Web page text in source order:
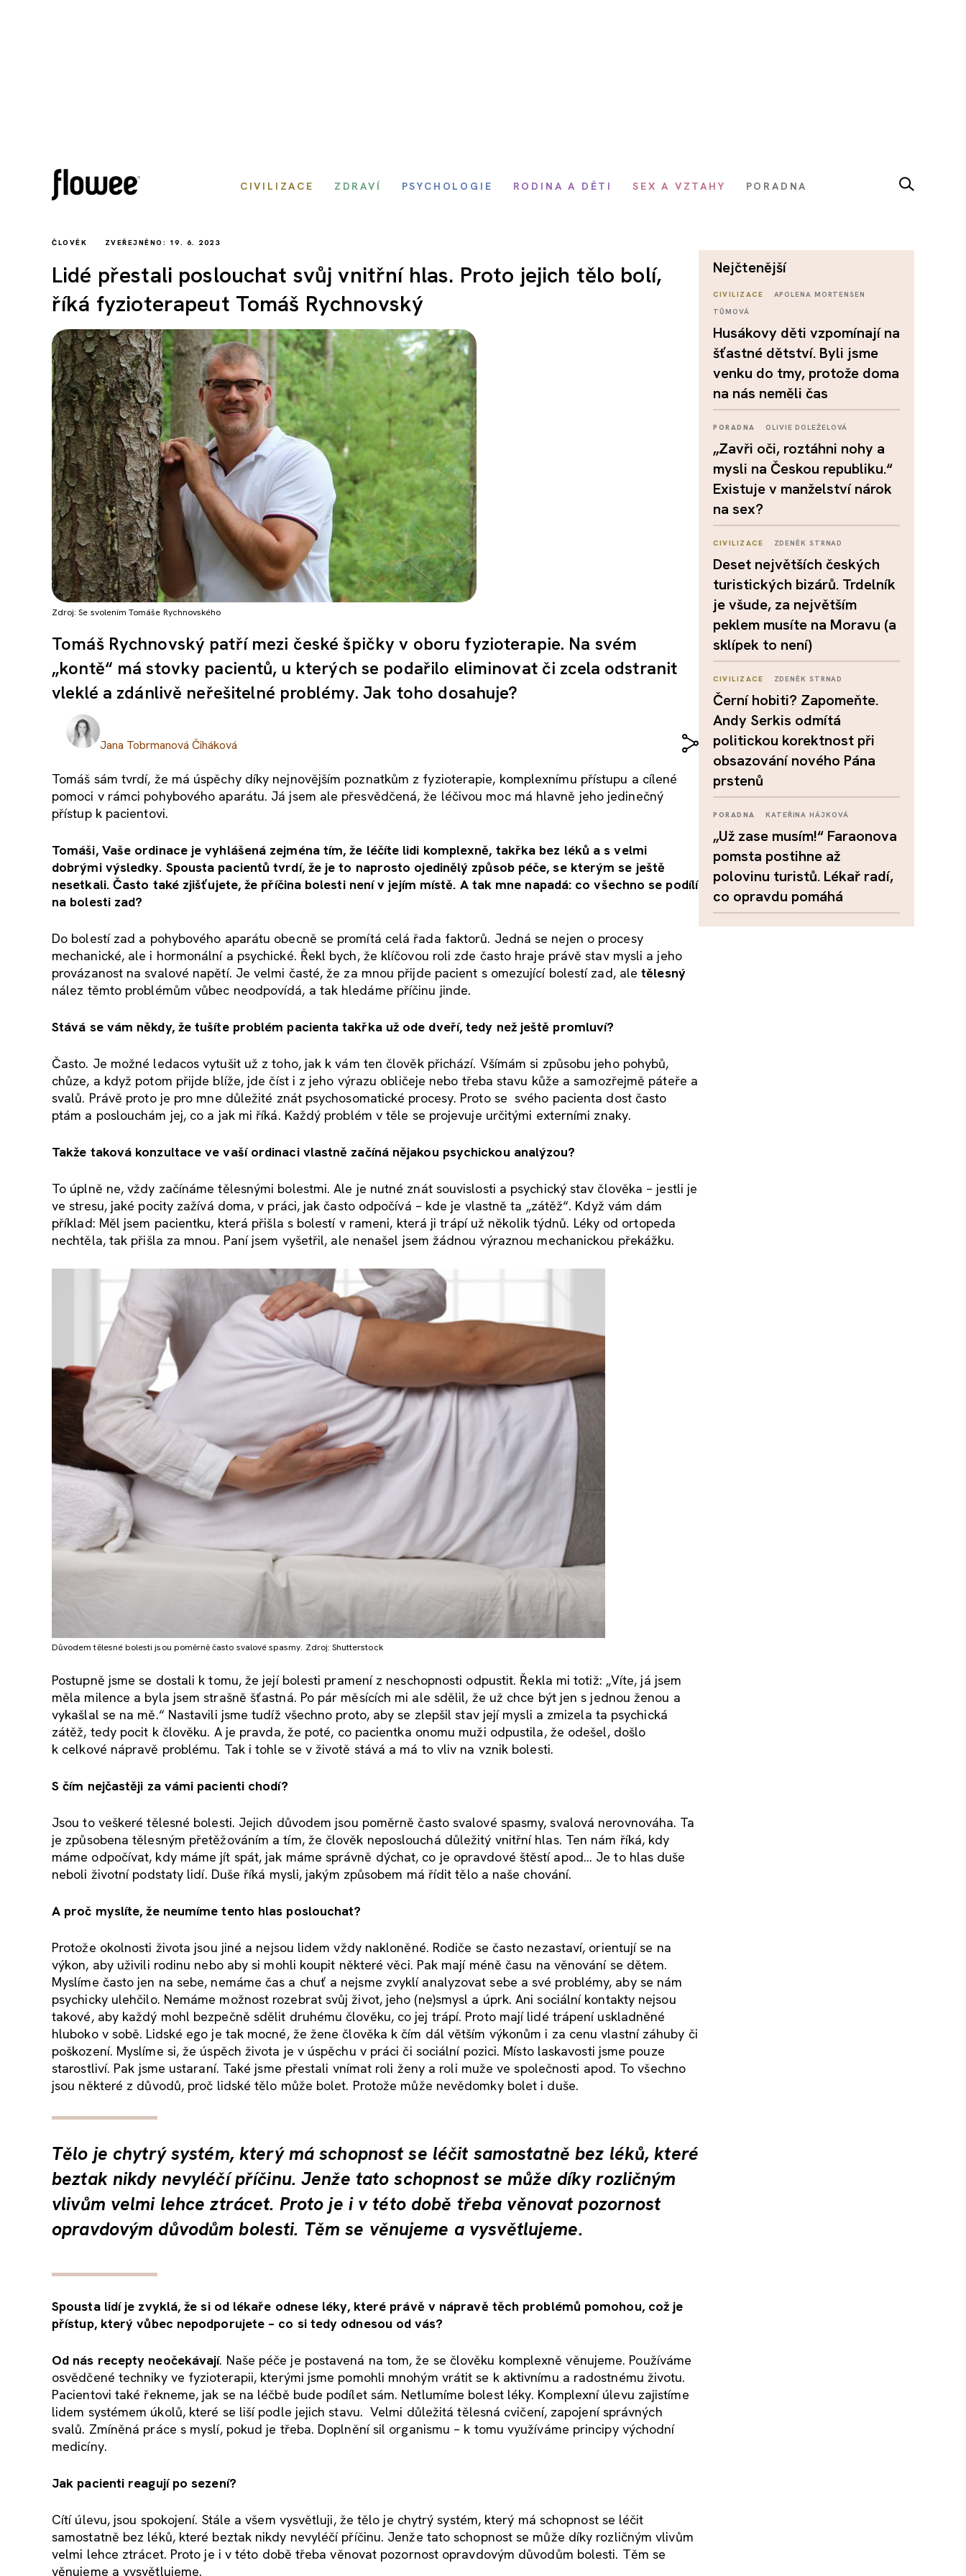
CIVILIZACE ZDRAVÍ PSYCHOLOGIE RODINA A DĚTI SEX A VZTAHY PORADNA
ČLOVĚK ZVEŘEJNĚNO: 19. 6. 2023
Lidé přestali poslouchat svůj vnitřní hlas. Proto jejich tělo bolí,
říká fyzioterapeut Tomáš Rychnovský
Zdroj: Se svolením Tomáše Rychnovského
Tomáš Rychnovský patří mezi české špičky v oboru fyzioterapie. Na svém
„kontě“ má stovky pacientů, u kterých se podařilo eliminovat či zcela odstranit
vleklé a zdánlivě neřešitelné problémy. Jak toho dosahuje?
Jana Tobrmanová Čiháková
Tomáš sám tvrdí, že má úspěchy díky nejnovějším poznatkům z fyzioterapie, komplexnímu přístupu a cílené
pomoci v rámci pohybového aparátu. Já jsem ale přesvědčená, že léčivou moc má hlavně jeho jedinečný
přístup k pacientovi.
Tomáši, Vaše ordinace je vyhlášená zejména tím, že léčíte lidi komplexně, takřka bez léků a s velmi
dobrými výsledky. Spousta pacientů tvrdí, že je to naprosto ojedinělý způsob péče, se kterým se ještě
nesetkali. Často také zjišťujete, že příčina bolesti není v jejím místě. A tak mne napadá: co všechno se podílí
na bolesti zad?
Do bolestí zad a pohybového aparátu obecně se promítá celá řada faktorů. Jedná se nejen o procesy
mechanické, ale i hormonální a psychické. Řekl bych, že klíčovou roli zde často hraje právě stav mysli a jeho
provázanost na svalové napětí. Je velmi časté, že za mnou přijde pacient s omezující bolestí zad, aletělesný
nález těmto problémům vůbec neodpovídá, a tak hledáme příčinu jinde.
Stává se vám někdy, že tušíte problém pacienta takřka už ode dveří, tedy než ještě promluví?
Často. Je možné ledacos vytušit už z toho, jak k vám ten člověk přichází. Všímám si způsobu jeho pohybů,
chůze, a když potom přijde blíže, jde číst i z jeho výrazu obličeje nebo třeba stavu kůže a samozřejmě páteře a
svalů. Právě proto je pro mne důležité znát psychosomatické procesy. Proto se svého pacienta dost často
ptám a poslouchám jej, co a jak mi říká. Každý problém v těle se projevuje určitými externími znaky.
Takže taková konzultace ve vaší ordinaci vlastně začíná nějakou psychickou analýzou?
To úplně ne, vždy začínáme tělesnými bolestmi. Ale je nutné znát souvislosti a psychický stav člověka – jestli je
ve stresu, jaké pocity zažívá doma, v práci, jak často odpočívá – kde je vlastně ta „zátěž“. Když vám dám
příklad: Měl jsem pacientku, která přišla s bolestí v rameni, která ji trápí už několik týdnů. Léky od ortopeda
nechtěla, tak přišla za mnou. Paní jsem vyšetřil, ale nenašel jsem žádnou výraznou mechanickou překážku.
Důvodem tělesné bolesti jsou poměrně často svalové spasmy. Zdroj: Shutterstock
Postupně jsme se dostali k tomu, že její bolesti pramení z neschopnosti odpustit. Řekla mi totiž: „Víte, já jsem
měla milence a byla jsem strašně šťastná. Po pár měsících mi ale sdělil, že už chce být jen s jednou ženou a
vykašlal se na mě.“ Nastavili jsme tudíž všechno proto, aby se zlepšil stav její mysli a zmizela ta psychická
zátěž, tedy pocit k člověku. A je pravda, že poté, co pacientka onomu muži odpustila, že odešel, došlo
k celkové nápravě problému. Tak i tohle se v životě stává a má to vliv na vznik bolesti.
S čím nejčastěji za vámi pacienti chodí?
Jsou to veškeré tělesné bolesti. Jejich důvodem jsou poměrně často svalové spasmy, svalová nerovnováha. Ta
je způsobena tělesným přetěžováním a tím, že člověk neposlouchá důležitý vnitřní hlas. Ten nám říká, kdy
máme odpočívat, kdy máme jít spát, jak máme správně dýchat, co je opravdové štěstí apod... Je to hlas duše
neboli životní podstaty lidí. Duše říká mysli, jakým způsobem má řídit tělo a naše chování.
A proč myslíte, že neumíme tento hlas poslouchat?
Protože okolnosti života jsou jiné a nejsou lidem vždy nakloněné. Rodiče se často nezastaví, orientují se na
výkon, aby uživili rodinu nebo aby si mohli koupit některé věci. Pak mají méně času na věnování se dětem.
Myslíme často jen na sebe, nemáme čas a chuť a nejsme zvyklí analyzovat sebe a své problémy, aby se nám
psychicky ulehčilo. Nemáme možnost rozebrat svůj život, jeho (ne)smysl a úprk. Ani sociální kontakty nejsou
takové, aby každý mohl bezpečně sdělit druhému člověku, co jej trápí. Proto mají lidé trápení uskladněné
hluboko v sobě. Lidské ego je tak mocné, že žene člověka k čím dál větším výkonům i za cenu vlastní záhuby či
poškození. Myslíme si, že úspěch života je v úspěchu v práci či sociální pozici. Místo laskavosti jsme pouze
starostliví. Pak jsme ustaraní. Také jsme přestali vnímat roli ženy a roli muže ve společnosti apod. To všechno
jsou některé z důvodů, proč lidské tělo může bolet. Protože může nevědomky bolet i duše.
Tělo je chytrý systém, který má schopnost se léčit samostatně bez léků, které
beztak nikdy nevyléčí příčinu. Jenže tato schopnost se může díky rozličným
vlivům velmi lehce ztrácet. Proto je i v této době třeba věnovat pozornost
opravdovým důvodům bolesti. Těm se věnujeme a vysvětlujeme.
Spousta lidí je zvyklá, že si od lékaře odnese léky, které právě v nápravě těch problémů pomohou, což je
přístup, který vůbec nepodporujete – co si tedy odnesou od vás?
Od nás recepty neočekávají. Naše péče je postavená na tom, že se člověku komplexně věnujeme. Používáme
osvědčené techniky ve fyzioterapii, kterými jsme pomohli mnohým vrátit se k aktivnímu a radostnému životu.
Pacientovi také řekneme, jak se na léčbě bude podílet sám. Netlumíme bolest léky. Komplexní úlevu zajistíme
lidem systémem úkolů, které se liší podle jejich stavu. Velmi důležitá tělesná cvičení, zapojení správných
svalů. Zmíněná práce s myslí, pokud je třeba. Doplnění sil organismu – k tomu využíváme principy východní
medicíny.
Jak pacienti reagují po sezení?
Cítí úlevu, jsou spokojení. Stále a všem vysvětluji, že tělo je chytrý systém, který má schopnost se léčit
samostatně bez léků, které beztak nikdy nevyléčí příčinu. Jenže tato schopnost se může díky rozličným vlivům
velmi lehce ztrácet. Proto je i v této době třeba věnovat pozornost opravdovým důvodům bolesti. Těm se
věnujeme a vysvětlujeme.
nejčtenější
CIVILIZACE
APOLENA MORTENSEN
TŮMOVÁ
Husákovy děti vzpomínají na
šťastné dětství. Byli jsme
venku do tmy, protože doma
na nás neměli čas
PORADNA OLIVIE DOLEŽELOVÁ
„Zavři oči, roztáhni nohy a
mysli na Českou republiku.“
Existuje v manželství nárok
na sex?
CIVILIZACE ZDENĚK STRNAD
Deset největších českých
turistických bizárů. Trdelník
je všude, za největším
peklem musíte na Moravu (a
sklípek to není)
CIVILIZACE ZDENĚK STRNAD
Černí hobiti? Zapomeňte.
Andy Serkis odmítá
politickou korektnost při
obsazování nového Pána
prstenů
PORADNA KATEŘINA HÁJKOVÁ
„Už zase musím!“ Faraonova
pomsta postihne až
polovinu turistů. Lékař radí,
co opravdu pomáhá